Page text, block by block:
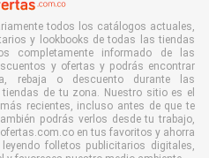
todos los catálogos actuales,
y lookbooks de todas las tiendas
completamente informado de las
y ofertas y podrás encontrar
rebaja o descuento durante las
de tu zona. Nuestro sitio es el
recientes, incluso antes de que te
podrás verlos desde tu trabajo,
en tus favoritos y ahorra
folletos publicitarios digitales,